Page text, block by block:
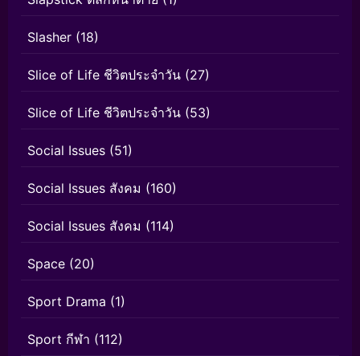
Slasher (18)
Slice of Life ชีวิตประจำวัน (27)
Slice of Life ชีวิตประจำวัน (53)
Social Issues (51)
Social Issues สังคม (160)
Social Issues สังคม (114)
Space (20)
Sport Drama (1)
Sport กีฬา (112)